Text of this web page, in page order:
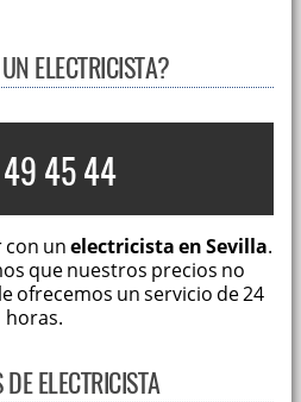
ELECTRICISTA?
45 44
unelectricista en Sevilla.
que nuestros precios no
ofrecemos un servicio de 24
horas.
ELECTRICISTA